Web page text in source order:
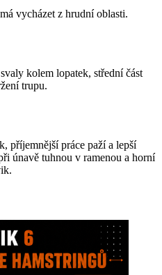
vycházet z hrudní oblasti.
kolem lopatek, střední část
trupu.
příjemnější práce paží a lepší
únavě tuhnou v ramenou a horní